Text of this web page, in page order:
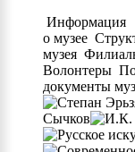
Информация
о музее
музея
Волонтеры
документы
Сычков